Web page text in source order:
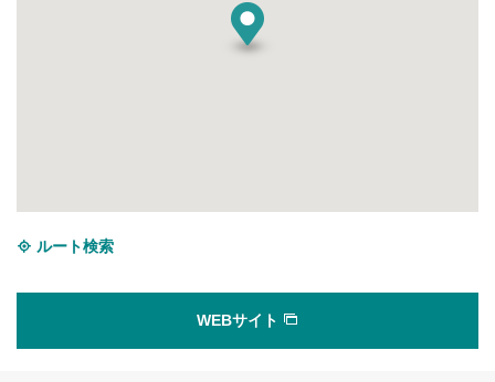
ルート検索
WEBサイト